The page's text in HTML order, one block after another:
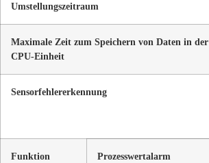
Umstellungszeitraum
Maximale Zeit zum Speichern von Daten in der
CPU-Einheit
Sensorfehlererkennung
Funktion Prozesswertalarm